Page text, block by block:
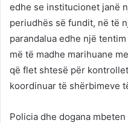
edhe se institucionet janë
periudhës së fundit, në të
parandalua edhe një
më të madhe marihuane
që flet shtesë për
koordinuar të shërbimeve
Policia dhe dogana